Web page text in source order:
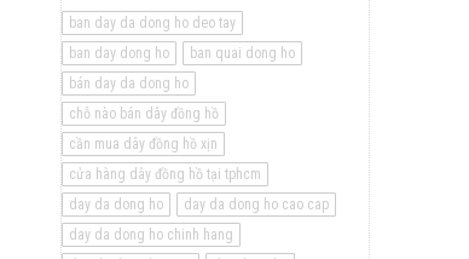
ban day da dong ho deo tay
ban day dong ho
ban quai dong ho
bán day da dong ho
chỗ nào bán dây đồng hồ
cần mua dây đồng hồ xịn
cửa hàng dây đồng hồ tại tphcm
day da dong ho
day da dong ho cao cap
day da dong ho chinh hang